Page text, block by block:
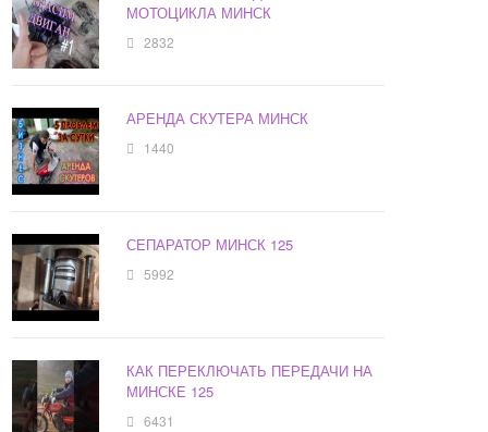
МОТОЦИКЛА МИНСК
2832
АРЕНДА СКУТЕРА МИНСК
1440
СЕПАРАТОР МИНСК 125
5992
КАК ПЕРЕКЛЮЧАТЬ ПЕРЕДАЧИ НА
МИНСКЕ 125
6431